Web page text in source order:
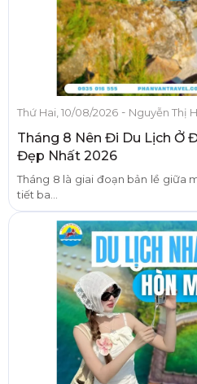
Thứ Hai, 10/08/2026 - Nguyễn Thị
Tháng 8 Nên Đi Du Lịch Ở
Đẹp Nhất 2026
Tháng 8 là giai đoạn bản lề giữa
tiết ba...